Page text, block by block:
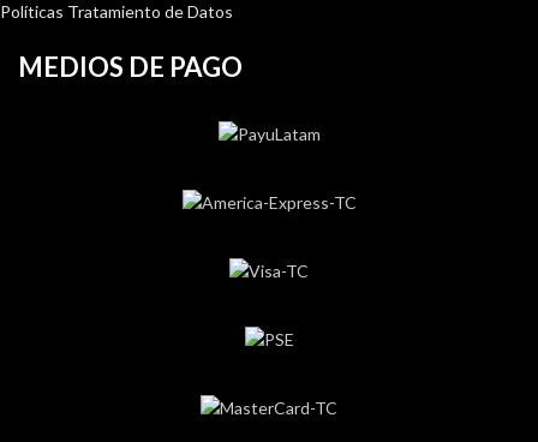
Políticas Tratamiento de Datos
MEDIOS DE PAGO